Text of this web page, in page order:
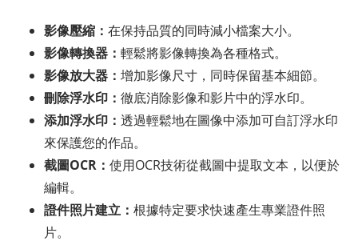
影像壓縮： 在保持品質的同時減小檔案大小。
影像轉換器： 輕鬆將影像轉換為各種格式。
影像放大器： 增加影像尺寸，同時保留基本細節。
刪除浮水印： 徹底消除影像和影片中的浮水印。
添加浮水印： 透過輕鬆地在圖像中添加可自訂浮水印
來保護您的作品。
截圖OCR： 使用OCR技術從截圖中提取文本，以便於
編輯。
證件照片建立： 根據特定要求快速產生專業證件照
片。